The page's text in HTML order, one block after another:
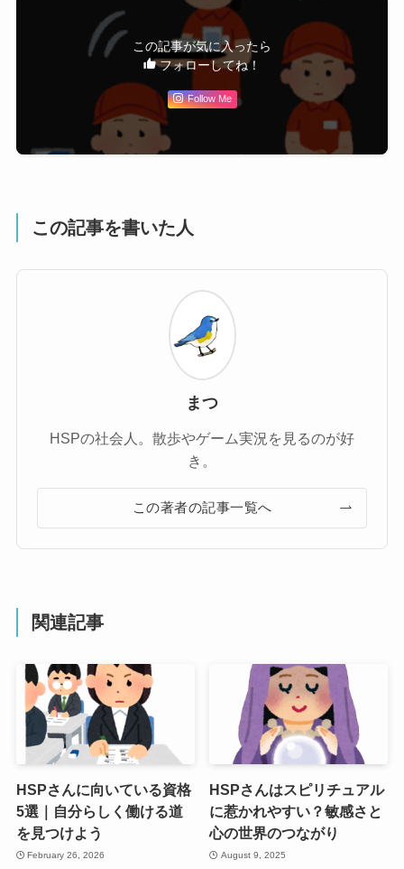
この記事が気に入ったら
フォローしてね！
Follow Me
この記事を書いた人
まつ
HSPの社会人。散歩やゲーム実況を見るのが好
き。
この著者の記事一覧へ
関連記事
HSPさんに向いている資格
5選｜自分らしく働ける道
を見つけよう
February 26, 2026
HSPさんはスピリチュアル
に惹かれやすい？敏感さと
心の世界のつながり
August 9, 2025